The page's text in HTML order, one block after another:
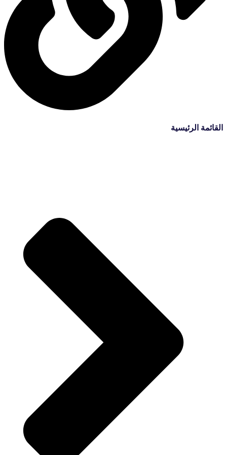
القائمة الرئيسية